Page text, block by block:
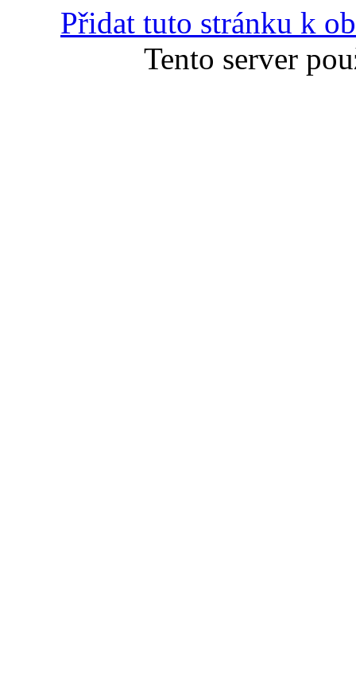
Přidat tuto stránku k
Tento server